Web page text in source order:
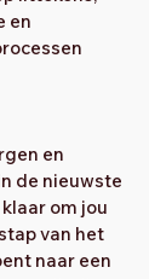
en
en
de nieuwste
om jou
van het
naar een